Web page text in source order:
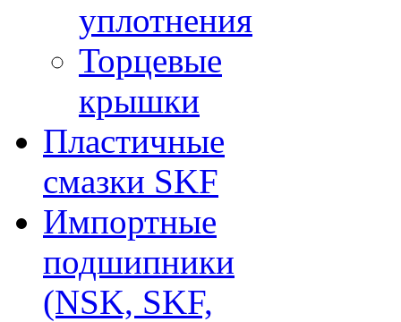
уплотнения
Торцевые
крышки
Пластичные
смазки SKF
Импортные
подшипники
(NSK, SKF,